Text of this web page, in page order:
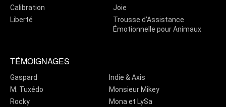
Calibration
Joie
Liberté
Trousse d’Assistance
Émotionnelle pour Animaux
TÉMOIGNAGES
Gaspard
Indie & Axis
M. Tuxédo
Monsieur Mikey
Rocky
Mona et LySa